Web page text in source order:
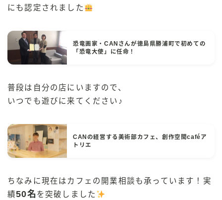
にも認定されました
恐竜画家・CANさんが徳島県勝浦町で初めての
「恐竜大使」に任命！
普段は自分の店にいますので、
いつでも遊びに来てください♪
CANの経営する美術部カフェ、創作空間caféア
トリエ
ちなみに現在はカフェの開業相談も承っています！実
績50名を突破しました